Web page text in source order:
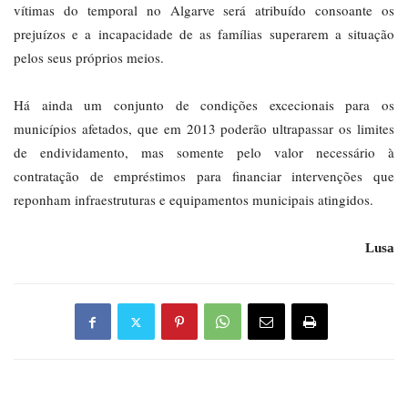
vítimas do temporal no Algarve será atribuído consoante os
prejuízos e a incapacidade de as famílias superarem a situação
pelos seus próprios meios.
Há ainda um conjunto de condições excecionais para os
municípios afetados, que em 2013 poderão ultrapassar os limites
de endividamento, mas somente pelo valor necessário à
contratação de empréstimos para financiar intervenções que
reponham infraestruturas e equipamentos municipais atingidos.
Lusa